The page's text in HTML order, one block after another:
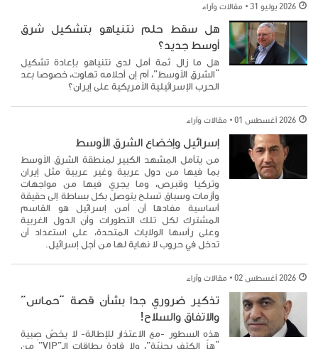
2026 يوليو 31 مقالات وآراء
هل سقط حلم نتنياهو بتشكيل شرق
أوسط جديد؟
هل ما زال ثمة أمل لدى نتنياهو بإعادة تشكيل
“الشرق الأوسط”، أم إن أحلامه تهاوت، خصوصا بعد
الحرب الإسرائيلية الأمريكية على إيران؟
2026 أغسطس 01 مقالات وآراء
إسرائيل وإخضاع الشرق الأوسط
من يتأمل المشهد الكبير لمنطقة الشرق الأوسط
بما فيها من دول عربية وغير عربية مثل إيران
وتركيا وقبرص، وما يجري فيها من مواجهات
وأزمات وسباق تسلح يتوصل بكل بساطة إلى حقيقة
أساسية مفادها أن أمن إسرائيل هو القاسم
المشترك لكل تلك التطورات وأن الدول الغربية
وعلى رأسها الولايات المتحدة، على استعداد أن
تدخل في حروب لا نهاية لها من أجل إسرائيل.
2026 أغسطس 02 مقالات وآراء
تذكير ضروري جدا بشأن قصة “حماس”
والاتفاق والسلاح!
هذه السطور -مع الاعتذار للإطالة- لا يخصّ صِبية
“هزّ الكتف بحنيّة”، ولا قادة بطاقات الـ”VIP” من